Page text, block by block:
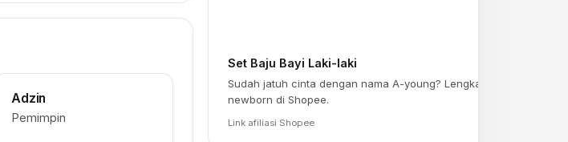
Adzin
Pemimpin
Set Baju Bayi Laki-laki
Sudah jatuh cinta dengan nama A-young? Lengkapi persiapan
newborn di Shopee.
Link afiliasi Shopee